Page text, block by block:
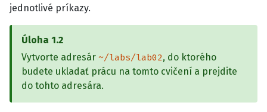
jednotlivé príkazy.
Úloha 1.2
Vytvorte adresár ~/labs/lab02, do ktorého
budete ukladať prácu na tomto cvičení a prejdite
do tohto adresára.